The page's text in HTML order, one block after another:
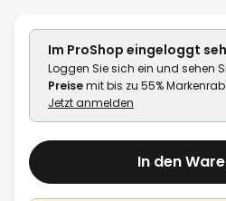
Im ProShop eingeloggt
Loggen Sie sich ein und sehen
Preisemit bis zu 55%
Jetzt anmelden
In den